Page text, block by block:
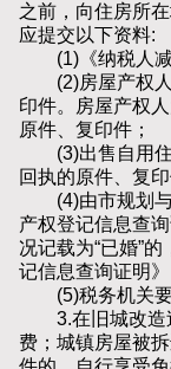
之前，向住房所
应提交以下资料:
(1)《纳税人减
(2)房屋产权人
印件。房屋产权
原件、复印件；
(3)出售自用住
回执的原件、复
(4)由市规划与
产权登记信息查
况记载为“已婚”
记信息查询证明》
(5)税务机关要
3.在旧城改造
费；城镇房屋被